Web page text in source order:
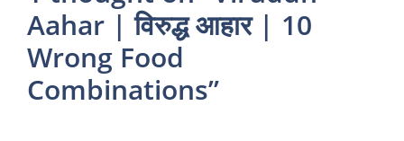
Aahar | विरुद्ध आहार | 10
Wrong Food
Combinations”